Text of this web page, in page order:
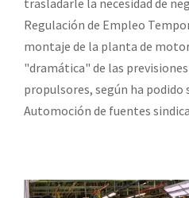
trasladarle la necesidad de
Regulación de Empleo
montaje de la planta de
"dramática" de las previsiones
propulsores, según ha podido
Automoción de fuentes